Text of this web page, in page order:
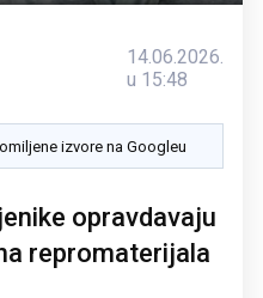
14.06.2026.
u 15:48
izvore na Googleu
opravdavaju
repromaterijala